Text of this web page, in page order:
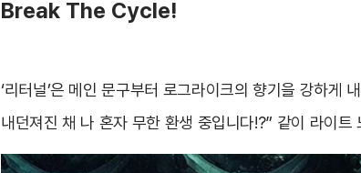
Break The Cycle!
‘리터널’은 메인 문구부터 로그라이크의 향기을 강하게
내던져진 채 나 혼자 무한 환생 중입니다!?” 같이 라이트